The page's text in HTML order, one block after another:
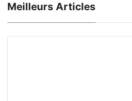
Meilleurs Articles